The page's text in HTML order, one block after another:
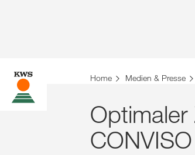
Home Medien & Presse